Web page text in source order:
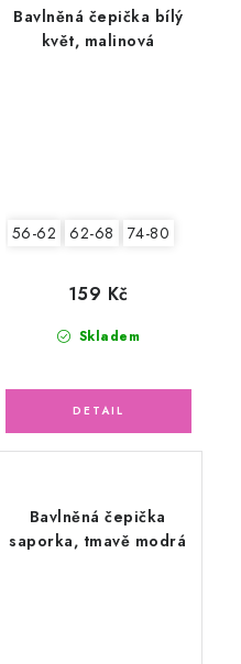
Bavlněná čepička bílý
květ, malinová
56-62 62-68 74-80
Skladem
159 Kč
Bavlněná čepička
saporka, tmavě modrá